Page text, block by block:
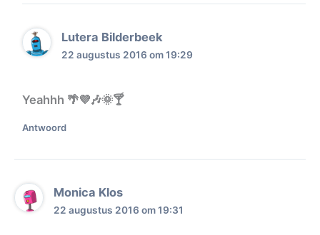
Lutera Bilderbeek
22 augustus 2016 om 19:29
Yeahhh 🌴💜🎶🌞🍸
Antwoord
Monica Klos
22 augustus 2016 om 19:31